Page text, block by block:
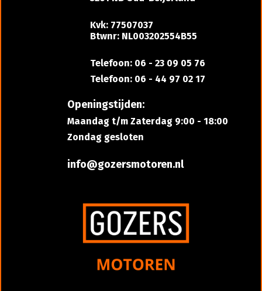
Kvk: 77507037
Btwnr: NL003202554B55
Telefoon: 06 - 23 09 05 76
Telefoon: 06 - 44 97 02 17
Openingstijden:
Maandag t/m Zaterdag 9:00 - 18:00
Zondag gesloten
info@gozersmotoren.nl